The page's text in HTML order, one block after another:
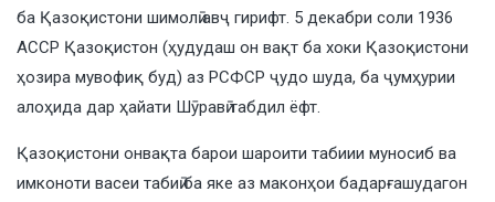
ба Қазоқистони шимолӣ авҷ гирифт. 5 декабри соли 1936
АССР Қазоқистон (ҳудудаш он вақт ба хоки Қазоқистони
ҳозира мувофиқ буд) аз РСФСР ҷудо шуда, ба ҷумҳурии
алоҳида дар ҳайати Шӯравӣ табдил ёфт.
Қазоқистони онвақта барои шароити табиии муносиб ва
имконоти васеи табиӣ ба яке аз маконҳои бадарғашудагон